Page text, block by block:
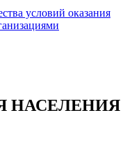
условий оказания
НАСЕЛЕНИЯ